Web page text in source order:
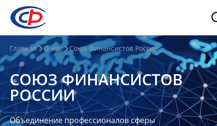
О
нас
О
СФР
Совет
Союза
Главная О нас Союз Финансистов России
СОЮЗ ФИНАНСИСТОВ
РОССИИ
Объединение профессионалов сферы